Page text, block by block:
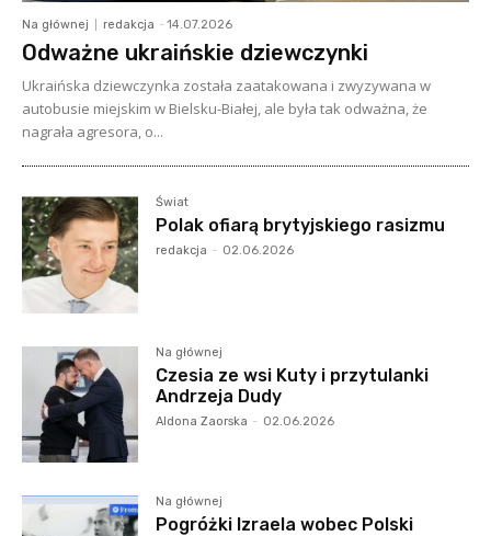
Na głównej redakcja - 14.07.2026
Odważne ukraińskie dziewczynki
Ukraińska dziewczynka została zaatakowana i zwyzywana w
autobusie miejskim w Bielsku-Białej, ale była tak odważna, że
nagrała agresora, o...
Świat
Polak ofiarą brytyjskiego rasizmu
redakcja - 02.06.2026
Na głównej
Czesia ze wsi Kuty i przytulanki
Andrzeja Dudy
Aldona Zaorska - 02.06.2026
Na głównej
Pogróżki Izraela wobec Polski